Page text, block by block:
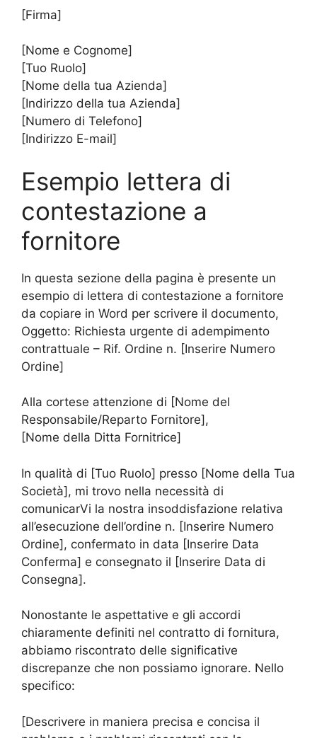
[Firma]
[Nome e Cognome]
[Tuo Ruolo]
[Nome della tua Azienda]
[Indirizzo della tua Azienda]
[Numero di Telefono]
[Indirizzo E-mail]
Esempio lettera di
contestazione a
fornitore
In questa sezione della pagina è presente un
esempio di lettera di contestazione a fornitore
da copiare in Word per scrivere il documento,
Oggetto: Richiesta urgente di adempimento
contrattuale – Rif. Ordine n. [Inserire Numero
Ordine]
Alla cortese attenzione di [Nome del
Responsabile/Reparto Fornitore],
[Nome della Ditta Fornitrice]
In qualità di [Tuo Ruolo] presso [Nome della Tua
Società], mi trovo nella necessità di
comunicarVi la nostra insoddisfazione relativa
all’esecuzione dell’ordine n. [Inserire Numero
Ordine], confermato in data [Inserire Data
Conferma] e consegnato il [Inserire Data di
Consegna].
Nonostante le aspettative e gli accordi
chiaramente definiti nel contratto di fornitura,
abbiamo riscontrato delle significative
discrepanze che non possiamo ignorare. Nello
specifico:
[Descrivere in maniera precisa e concisa il